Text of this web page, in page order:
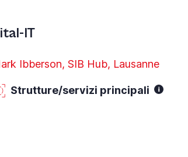
IT
Ibberson, SIB Hub, Lausanne
Strutture/servizi principali